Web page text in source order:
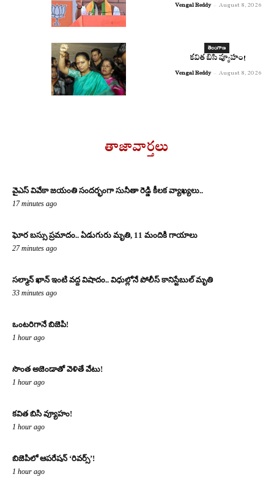
Vengal Reddy - August 8, 2026
తెలంగాణ
కవిత బిసి వ్యూహం!
Vengal Reddy - August 8, 2026
తాజావార్తలు
వైఎస్ వివేకా జయంతి సందర్భంగా సునీతా రెడ్డి కీలక వ్యాఖ్యలు..
17 minutes ago
ఘోర బస్సు ప్రమాదం.. ఏడుగురు మృతి, 11 మందికి గాయాలు
27 minutes ago
సల్మాన్ ఖాన్ ఇంటి వద్ద విషాదం.. విధుల్లోనే పోలీస్ కానిస్టేబుల్ మృతి
33 minutes ago
ఒంటరిగానే బిజెపి!
1 hour ago
సొంత అజెండాతో వెళితే వేటు!
1 hour ago
కవిత బిసి వ్యూహం!
1 hour ago
బిజెపిలో ఆపరేషన్ ‘రివర్స్’!
1 hour ago